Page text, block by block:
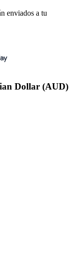
enviados a tu
Dollar (AUD)